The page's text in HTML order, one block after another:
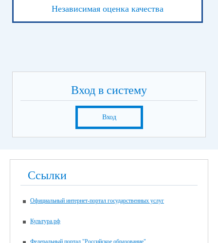
Независимая оценка качества
Вход в систему
Вход
Ссылки
Официальный интернет-портал государственных услуг
Культура.рф
Федеральный портал "Российское образование"